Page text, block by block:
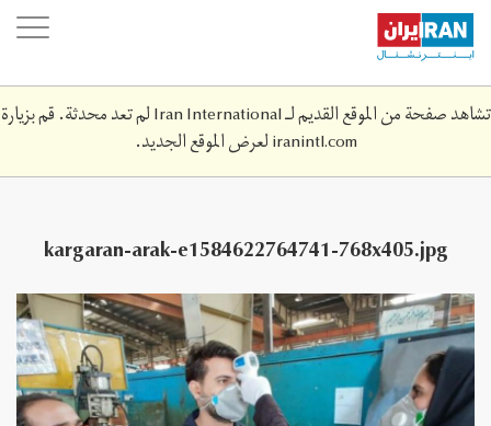
Skip
main
content
تشاهد صفحة من الموقع القديم لـ Iran International لم تعد محدثة. قم بزيارة
iranintl.comلعرض الموقع الجديد.
kargaran-arak-e1584622764741-768x405.jpg